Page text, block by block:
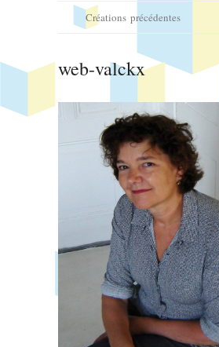
Créations précédentes
web-valckx